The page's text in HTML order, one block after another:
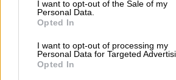
I want to opt-out of the Sale of my
Personal Data.
Opted In
I want to opt-out of processing my
Personal Data for Targeted
Opted In
Ναρκωτικών της Πάτρας
παρακολουθούσαν τις
συνέλαβαν έξω από το σπίτι.
μετά από ενδελεχή έρευνα